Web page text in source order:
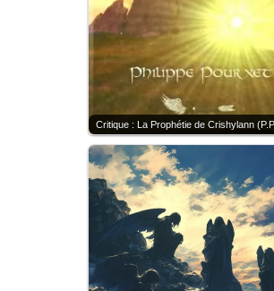
Critique : La Prophétie de Crishylann